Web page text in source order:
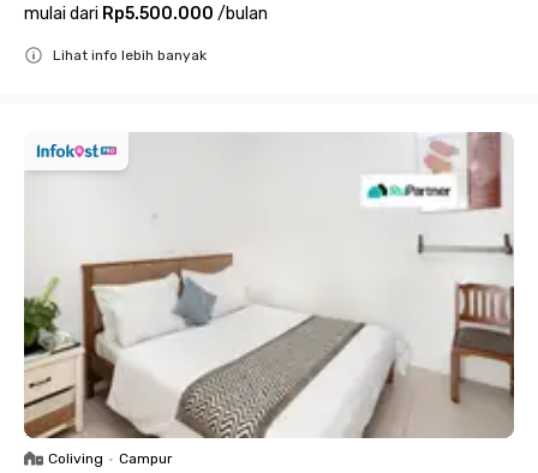
mulai dari Rp5.500.000 /bulan
Lihat info lebih banyak
Coliving • Campur